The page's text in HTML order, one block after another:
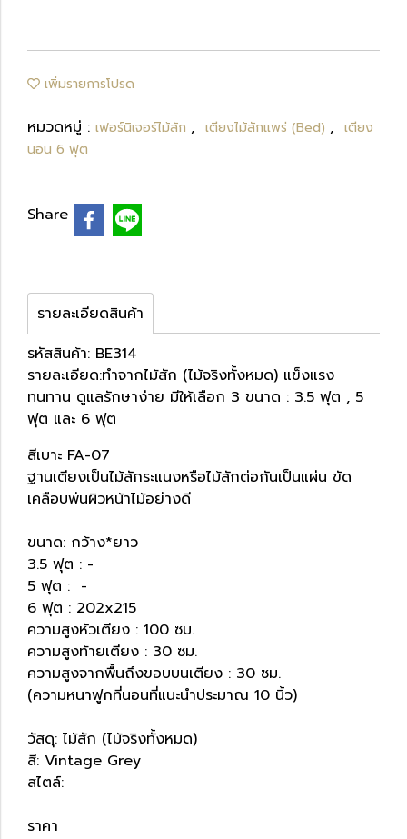
เพิ่มรายการโปรด
หมวดหมู่ : เฟอร์นิเจอร์ไม้สัก , เตียงไม้สักแพร่ (Bed) , เตียง
นอน 6 ฟุต
Share
รายละเอียดสินค้า
รหัสสินค้า: BE314
รายละเอียด:ทำจากไม้สัก (ไม้จริงทั้งหมด) แข็งแรง
ทนทาน ดูแลรักษาง่าย มีให้เลือก 3 ขนาด : 3.5 ฟุต , 5
ฟุต และ 6 ฟุต
สีเบาะ FA-07
ฐานเตียงเป็นไม้สักระแนงหรือไม้สักต่อกันเป็นแผ่น ขัด
เคลือบพ่นผิวหน้าไม้อย่างดี
ขนาด: กว้าง*ยาว
3.5 ฟุต : -
5 ฟุต : -
6 ฟุต : 202x215
ความสูงหัวเตียง : 100 ซม.
ความสูงท้ายเตียง : 30 ซม.
ความสูงจากพื้นถึงขอบบนเตียง : 30 ซม.
(ความหนาฟูกที่นอนที่แนะนำประมาณ 10 นิ้ว)
วัสดุ: ไม้สัก (ไม้จริงทั้งหมด)
สี: Vintage Grey
สไตล์:
ราคา